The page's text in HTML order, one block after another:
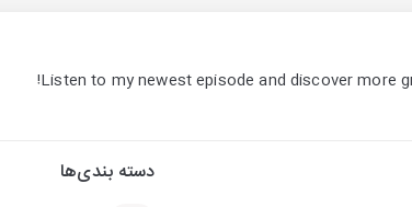
Listen to my newest episode and discover more
دسته بندی‌ها